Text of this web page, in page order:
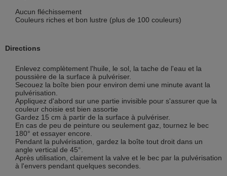
Aucun fléchissement
Couleurs riches et bon lustre (plus de 100 couleurs)
Directions
Enlevez complètement l'huile, le sol, la tache de l'eau et la
poussière de la surface à pulvériser.
Secouez la boîte bien pour environ demi une minute avant la
pulvérisation.
Appliquez d'abord sur une partie invisible pour s'assurer que la
couleur choisie est bien assortie
Gardez 15 cm à partir de la surface à pulvériser.
En cas de peu de peinture ou seulement gaz, tournez le bec
180° et essayer encore.
Pendant la pulvérisation, gardez la boîte tout droit dans un
angle vertical de 45°.
Après utilisation, clairement la valve et le bec par la pulvérisation
à l'envers pendant quelques secondes.